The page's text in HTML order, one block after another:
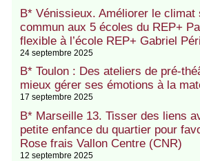
B* Vénissieux. Améliorer le
commun aux 5 écoles du REP+
flexible à l’école REP+ Gabriel
24 septembre 2025
B* Toulon : Des ateliers de pré-
mieux gérer ses émotions à la
17 septembre 2025
B* Marseille 13. Tisser des liens
petite enfance du quartier pour
Rose frais Vallon Centre (CNR)
12 septembre 2025